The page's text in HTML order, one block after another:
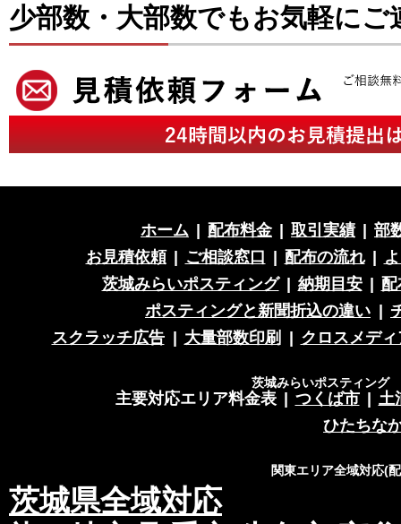
少部数・大部数でもお気軽にご
ホーム 配布料金 取引実績
部
お見積依頼
ご相談窓口 配布の流れ
茨城みらいポスティング
納期目安
ポスティングと新聞折込の違い
スクラッチ広告
大量部数印刷 クロスメディ
茨城みらいポスティング
主要対応エリア料金表 つくば市
土
ひたちな
関東エリア全域対応(
茨城県全域対応